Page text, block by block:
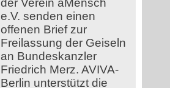
der Verein aMensch
e.V. senden einen
offenen Brief zur
Freilassung der Geiseln
an Bundeskanzler
Friedrich Merz. AVIVA-
Berlin unterstützt die